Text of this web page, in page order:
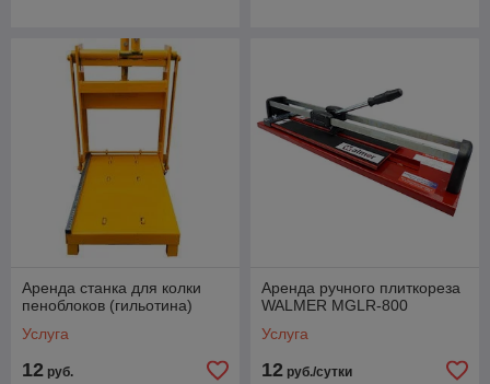
Аренда станка для колки
пеноблоков (гильотина)
Услуга
12 руб.
Аренда ручного плиткореза
WALMER MGLR-800
Услуга
12 руб./сутки